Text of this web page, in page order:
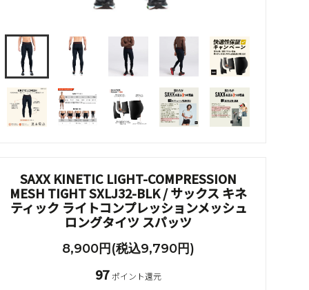
SAXX KINETIC LIGHT-COMPRESSION
MESH TIGHT SXLJ32-BLK / サックス キネ
ティック ライトコンプレッションメッシュ
ロングタイツ スパッツ
8,900円(税込9,790円)
97ポイント還元